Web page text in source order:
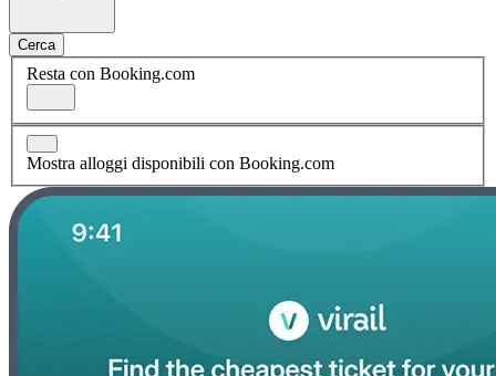
Cerca
Resta con Booking.com
Mostra alloggi disponibili con Booking.com